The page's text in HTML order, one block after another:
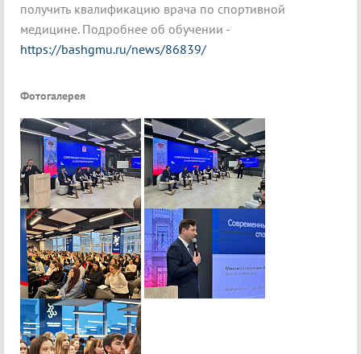
получить квалификацию врача по спортивной
медицине. Подробнее об обучении -
https://bashgmu.ru/news/86839/
Фотогалерея